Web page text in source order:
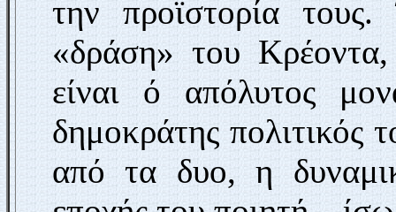
την προϊστορία
«δράση» του Κρέοντα,
είναι ό απόλυτος
δημοκράτης πολιτικός
από τα δυο, η